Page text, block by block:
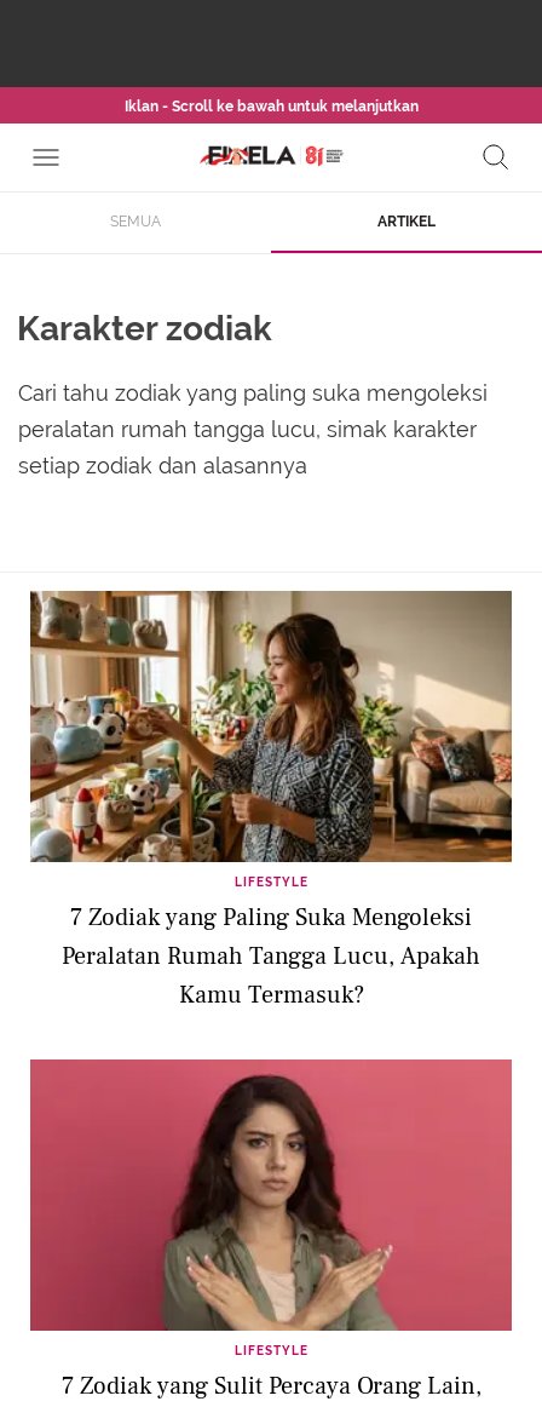
Iklan - Scroll ke bawah untuk melanjutkan
SEMUA ARTIKEL
Karakter zodiak
Cari tahu zodiak yang paling suka mengoleksi
peralatan rumah tangga lucu, simak karakter
setiap zodiak dan alasannya
LIFESTYLE
7 Zodiak yang Paling Suka Mengoleksi
Peralatan Rumah Tangga Lucu, Apakah
Kamu Termasuk?
LIFESTYLE
7 Zodiak yang Sulit Percaya Orang Lain,